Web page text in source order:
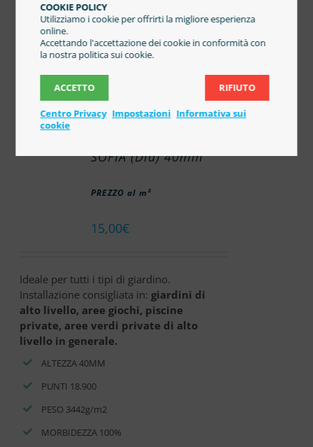
interessata in m²
SOFIA (Dia) 40mm
PREZZO al m²
15,00€
Ideale per tutti i tipi di giardino.
Installazione consigliata in: giardini di
alto livello, aree giochi, piscine
private, aree verdi private di alto
livello in generale.
ALTEZZA 40MM
PUNTI 18.900
PESO 3442g/m2
MORBIDEZZA 100%
COOKIE POLICY
Utilizziamo i cookie per offrirti la migliore esperienza
online.
Accettando l'accettazione dei cookie in conformità con
la nostra politica sui cookie.
ACCETTO RIFIUTO
Centro Privacy Impostazioni Informativa sui
cookie